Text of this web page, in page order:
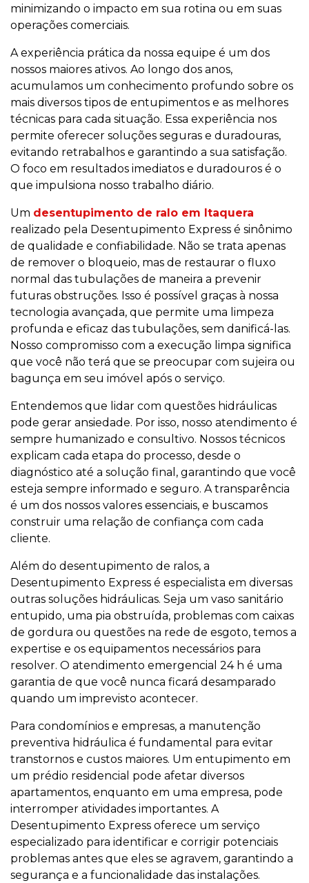
minimizando o impacto em sua rotina ou em suas
operações comerciais.
A experiência prática da nossa equipe é um dos
nossos maiores ativos. Ao longo dos anos,
acumulamos um conhecimento profundo sobre os
mais diversos tipos de entupimentos e as melhores
técnicas para cada situação. Essa experiência nos
permite oferecer soluções seguras e duradouras,
evitando retrabalhos e garantindo a sua satisfação.
O foco em resultados imediatos e duradouros é o
que impulsiona nosso trabalho diário.
Um desentupimento de ralo em Itaquera
realizado pela Desentupimento Express é sinônimo
de qualidade e confiabilidade. Não se trata apenas
de remover o bloqueio, mas de restaurar o fluxo
normal das tubulações de maneira a prevenir
futuras obstruções. Isso é possível graças à nossa
tecnologia avançada, que permite uma limpeza
profunda e eficaz das tubulações, sem danificá-las.
Nosso compromisso com a execução limpa significa
que você não terá que se preocupar com sujeira ou
bagunça em seu imóvel após o serviço.
Entendemos que lidar com questões hidráulicas
pode gerar ansiedade. Por isso, nosso atendimento é
sempre humanizado e consultivo. Nossos técnicos
explicam cada etapa do processo, desde o
diagnóstico até a solução final, garantindo que você
esteja sempre informado e seguro. A transparência
é um dos nossos valores essenciais, e buscamos
construir uma relação de confiança com cada
cliente.
Além do desentupimento de ralos, a
Desentupimento Express é especialista em diversas
outras soluções hidráulicas. Seja um vaso sanitário
entupido, uma pia obstruída, problemas com caixas
de gordura ou questões na rede de esgoto, temos a
expertise e os equipamentos necessários para
resolver. O atendimento emergencial 24 h é uma
garantia de que você nunca ficará desamparado
quando um imprevisto acontecer.
Para condomínios e empresas, a manutenção
preventiva hidráulica é fundamental para evitar
transtornos e custos maiores. Um entupimento em
um prédio residencial pode afetar diversos
apartamentos, enquanto em uma empresa, pode
interromper atividades importantes. A
Desentupimento Express oferece um serviço
especializado para identificar e corrigir potenciais
problemas antes que eles se agravem, garantindo a
segurança e a funcionalidade das instalações.